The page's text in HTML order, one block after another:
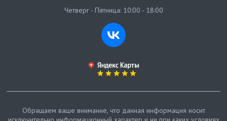
Четверг - Пятница: 10:00 - 18:00
Обращаем ваше внимание, что данная информация носит